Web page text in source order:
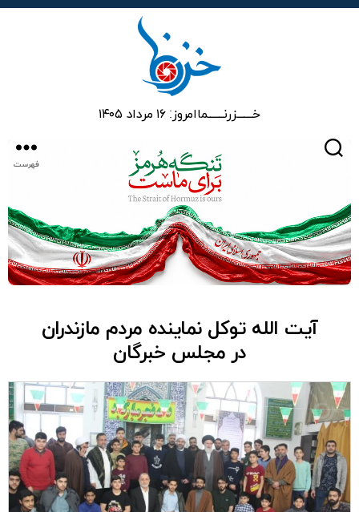
خـــــــزرنـــــــماامروز: ۱۶ مرداد ۱۴۰۵
فهرست
آیت الله توکل نماینده مردم مازندران
در مجلس خبرگان